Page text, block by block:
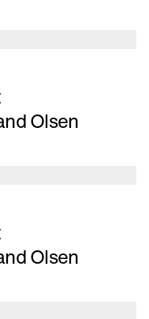
Olsen
Olsen